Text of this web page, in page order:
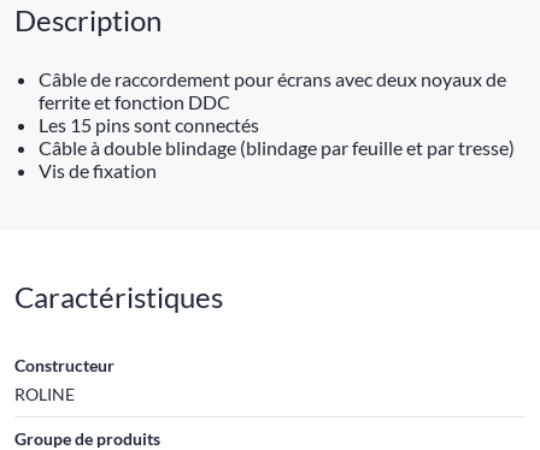
Description
Câble de raccordement pour écrans avec deux noyaux de
ferrite et fonction DDC
Les 15 pins sont connectés
Câble à double blindage (blindage par feuille et par tresse)
Vis de fixation
Caractéristiques
Constructeur
ROLINE
Groupe de produits